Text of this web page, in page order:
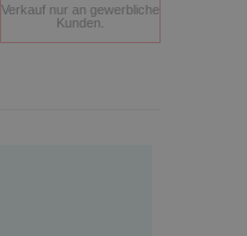
Verkauf nur an gewerbliche
Kunden.